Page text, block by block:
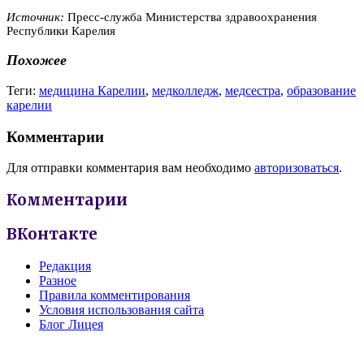
Источник: Пресс-служба Министерства здравоохранения
Республики Карелия
Похожее
Теги: медицина Карелии, медколледж, медсестра, образование
карелии
Комментарии
Для отправки комментария вам необходимо авторизоваться.
Комментарии
ВКонтакте
Редакция
Разное
Правила комментирования
Условия использования сайта
Блог Лицея